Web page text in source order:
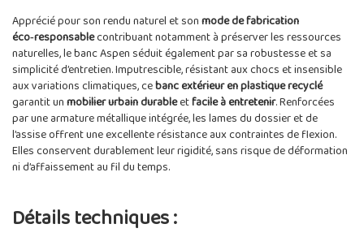
Apprécié pour son rendu naturel et sonmode de fabrication
éco‑responsablecontribuant notamment à préserver les ressources
naturelles, le banc Aspen séduit également par sa robustesse et sa
simplicité d’entretien. Imputrescible, résistant aux chocs et insensible
aux variations climatiques, cebanc extérieur en plastique recyclé
garantit unmobilier urbain durableetfacile à entretenir. Renforcées
par une armature métallique intégrée, les lames du dossier et de
l’assise offrent une excellente résistance aux contraintes de flexion.
Elles conservent durablement leur rigidité, sans risque de déformation
ni d’affaissement au fil du temps.
Détails techniques :